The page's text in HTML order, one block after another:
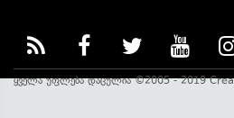
ყველა უფლება დაცულია ©2005 - 2019